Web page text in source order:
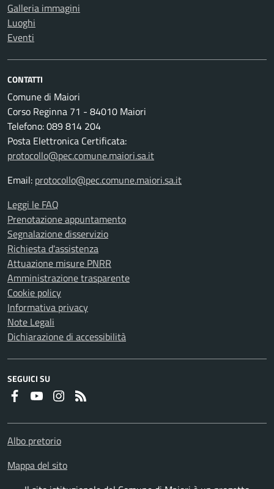
Galleria immagini
Luoghi
Eventi
CONTATTI
Comune di Maiori
Corso Reginna 71 - 84010 Maiori
Telefono: 089 814 204
Posta Elettronica Certificata:
protocollo@pec.comune.maiori.sa.it
Email: protocollo@pec.comune.maiori.sa.it
Leggi le FAQ
Prenotazione appuntamento
Segnalazione disservizio
Richiesta d'assistenza
Attuazione misure PNRR
Amministrazione trasparente
Cookie policy
Informativa privacy
Note Legali
Dichiarazione di accessibilità
SEGUICI SU
FaceboookYoutubeInstagram
Albo pretorio
Mappa del sito